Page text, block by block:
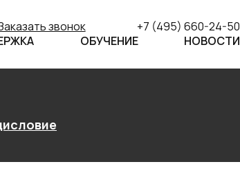
звонок
+7 (495) 660-24-50
ОБУЧЕНИЕ НОВОСТИ